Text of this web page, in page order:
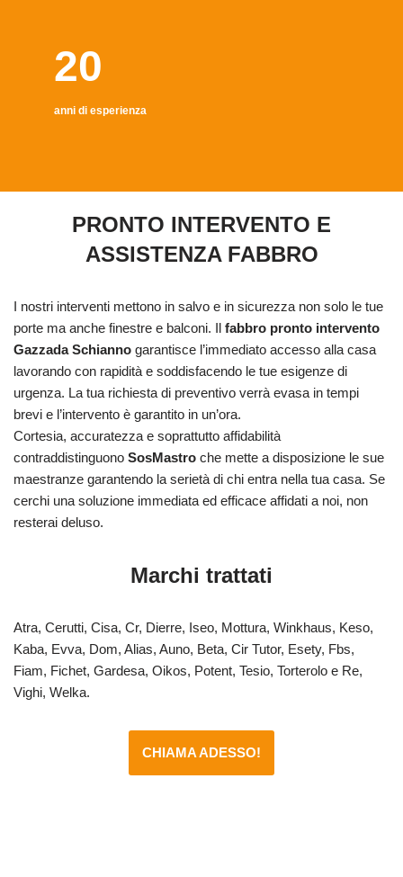
20
anni di esperienza
PRONTO INTERVENTO E
ASSISTENZA FABBRO
I nostri interventi mettono in salvo e in sicurezza non solo le tue
porte ma anche finestre e balconi. Il fabbro pronto intervento
Gazzada Schianno garantisce l’immediato accesso alla casa
lavorando con rapidità e soddisfacendo le tue esigenze di
urgenza. La tua richiesta di preventivo verrà evasa in tempi
brevi e l’intervento è garantito in un’ora.
Cortesia, accuratezza e soprattutto affidabilità
contraddistinguono SosMastro che mette a disposizione le sue
maestranze garantendo la serietà di chi entra nella tua casa. Se
cerchi una soluzione immediata ed efficace affidati a noi, non
resterai deluso.
Marchi trattati
Atra, Cerutti, Cisa, Cr, Dierre, Iseo, Mottura, Winkhaus, Keso,
Kaba, Evva, Dom, Alias, Auno, Beta, Cir Tutor, Esety, Fbs,
Fiam, Fichet, Gardesa, Oikos, Potent, Tesio, Torterolo e Re,
Vighi, Welka.
CHIAMA ADESSO!